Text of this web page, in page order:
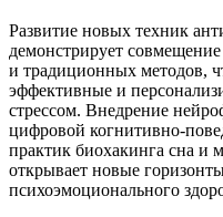
Развитие новых техник
демонстрирует
и традиционных методов,
эффективные и
стрессом. Внедрение
цифровой когнитивно-
практик биохакинга сна и
открывает новые
психоэмоционального